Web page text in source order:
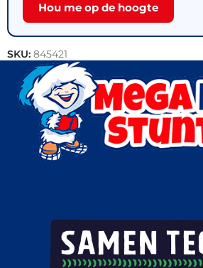
Hou me op de hoogte
SKU: 845421
Categorieën:Bakkerij